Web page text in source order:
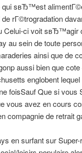
qui sвЂ™est
rГ©trogradation
Celui-ci voit
au sein de toute
ainsi que de
aussi bien que
englobent
foisSauf Que si
vous avez en cours
compagnie de retrait
en surfant sur